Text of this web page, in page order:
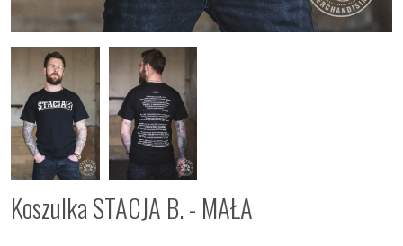
Koszulka STACJA B. - MAŁA